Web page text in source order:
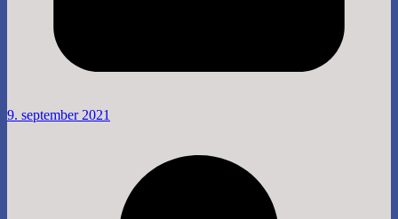
9. september 2021